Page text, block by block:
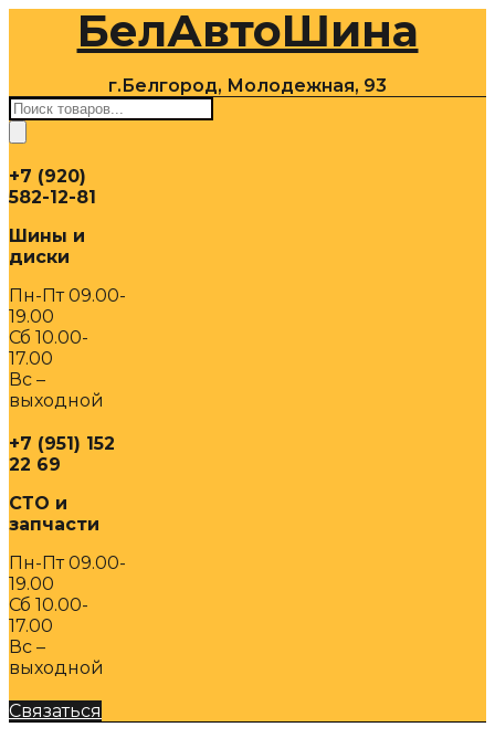
содержимомуБелАвтоШина
г.Белгород, Молодежная, 93
Поиск
товаров
+7 (920)
582-12-81
Шины и
диски
Пн-Пт 09.00-
19.00
Сб 10.00-
17.00
Вс –
выходной
+7 (951) 152
22 69
СТО и
запчасти
Пн-Пт 09.00-
19.00
Сб 10.00-
17.00
Вс –
выходной
Связаться